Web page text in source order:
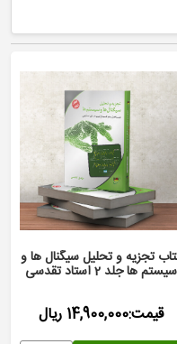
تجزیه و تحلیل سیگنال ها و
سیستم ها جلد 2 استاد تقدسی
قیمت:14,900,000 ریال